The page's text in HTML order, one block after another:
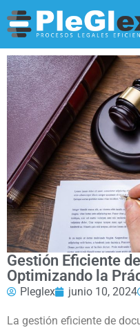
Gestión Eficiente
Optimizando la
Pleglex junio 10, 2024
La gestión eficiente de